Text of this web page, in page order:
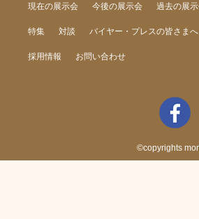
現在の展示会 今後の展示会 過去の展
特集 対談 バイヤー・プレスの皆さまへ
採用情報 お問い合わせ
©copyrights